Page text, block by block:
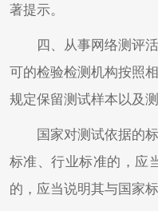
著提示。
四、从事网络测评
可的检验检测机构按照
规定保留测试样本以及
国家对测试依据的
标准、行业标准的，应
的，应当说明其与国家